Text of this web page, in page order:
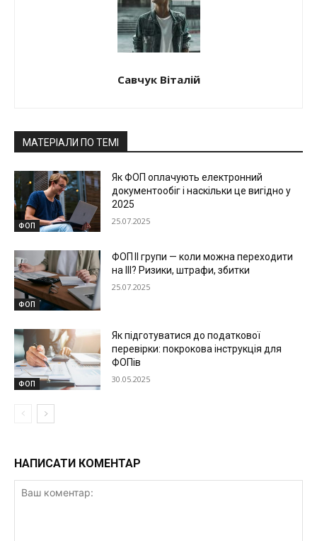
Савчук Віталій
МАТЕРІАЛИ ПО ТЕМІ
ФОП
Як ФОП оплачують електронний
документообіг і наскільки це вигідно у
2025
25.07.2025
ФОП
ФОП ІІ групи — коли можна переходити
на ІІІ? Ризики, штрафи, збитки
25.07.2025
ФОП
Як підготуватися до податкової
перевірки: покрокова інструкція для
ФОПів
30.05.2025
НАПИСАТИ КОМЕНТАР